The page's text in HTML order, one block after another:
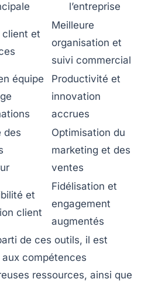
l’entreprise
client et
Meilleure
organisation et
suivi commercial
équipe
Productivité et
innovation
accrues
des
Optimisation du
marketing et des
ventes
et
client
Fidélisation et
engagement
augmentés
de ces outils, il est
compétences
ressources, ainsi que